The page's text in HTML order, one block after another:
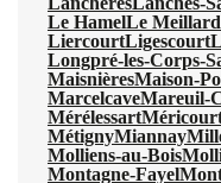
Le HamelLe Meillard
LiercourtLigescourt
Longpré-les-Corps-
MaisnièresMaison-
MarcelcaveMareuil-
Mérélessart
MétignyMiannay
Molliens-au-Bois
Montagne-Fayel